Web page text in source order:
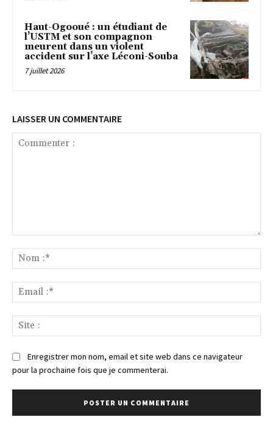
Haut-Ogooué : un étudiant de
l’USTM et son compagnon
meurent dans un violent
accident sur l’axe Léconi-Souba
7 juillet 2026
LAISSER UN COMMENTAIRE
:*
:*
:
Enregistrer mon nom, email et site web dans ce navigateur
pour la prochaine fois que je commenterai.